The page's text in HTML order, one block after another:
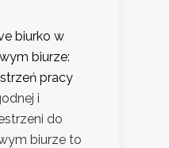
biurko w
biurze:
pracy
i
do
biurze to